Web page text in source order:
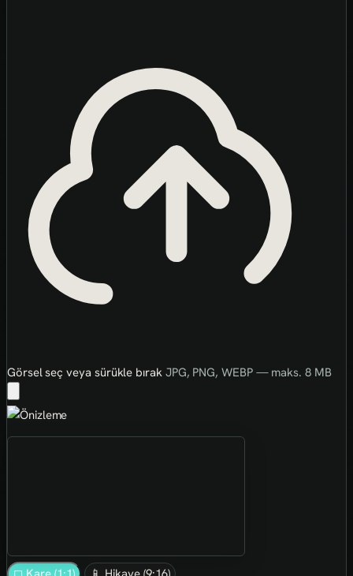
Görsel seç veya sürükle bırak JPG, PNG, WEBP — maks. 8 MB